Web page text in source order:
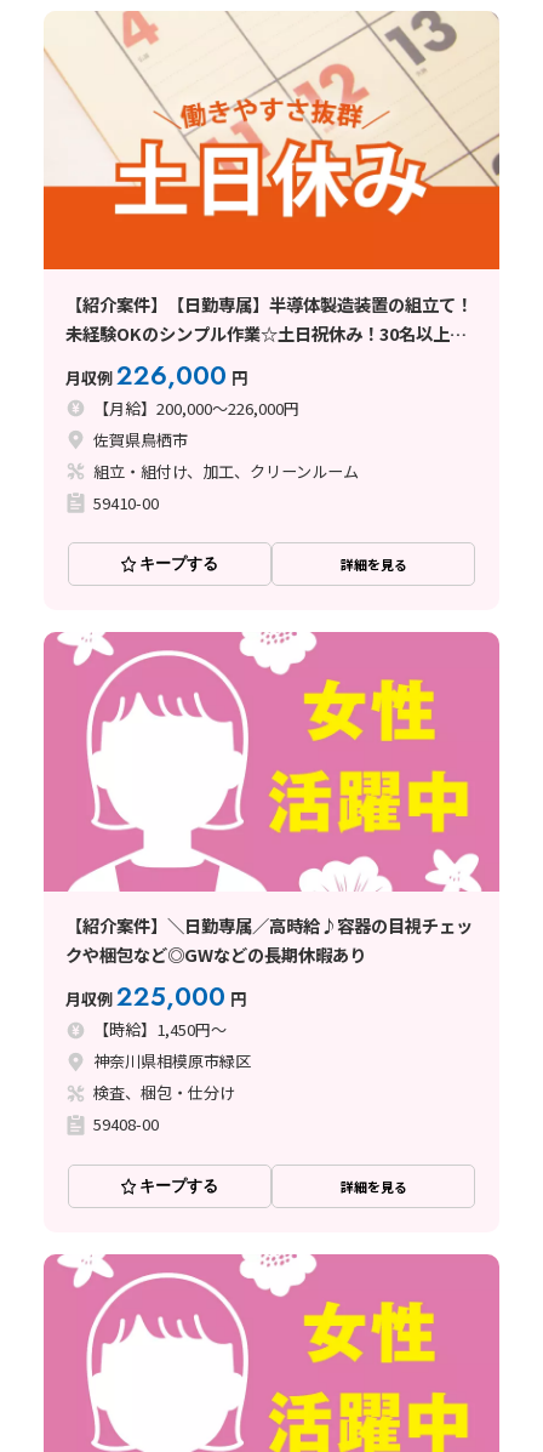
【紹介案件】【日勤専属】半導体製造装置の組立て！
未経験OKのシンプル作業☆土日祝休み！30名以上大
月収例226,000 円
【月給】200,000～226,000円
佐賀県鳥栖市
組立・組付け、加工、クリーンルーム
59410-00
キープする 詳細を見る
【紹介案件】＼日勤専属／高時給♪容器の目視チェッ
クや梱包など◎GWなどの長期休暇あり
月収例225,000 円
【時給】1,450円～
神奈川県相模原市緑区
検査、梱包・仕分け
59408-00
キープする 詳細を見る